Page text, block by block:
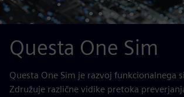
Questa One Sim
Questa One Sim je razvoj funkcionalnega
Združuje različne vidike pretoka